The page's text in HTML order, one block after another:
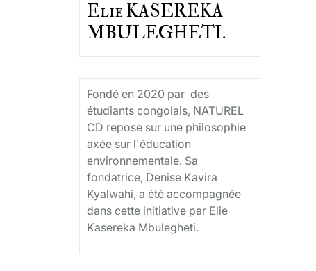
Elie KASEREKA
MBULEGHETI.
Fondé en 2020 par des
étudiants congolais, NATUREL
CD repose sur une philosophie
axée sur l'éducation
environnementale. Sa
fondatrice, Denise Kavira
Kyalwahi, a été accompagnée
dans cette initiative par Elie
Kasereka Mbulegheti.